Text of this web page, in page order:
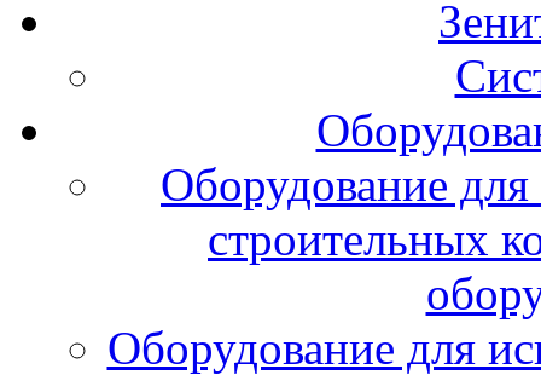
Оборудование
строительных
Оборудование для